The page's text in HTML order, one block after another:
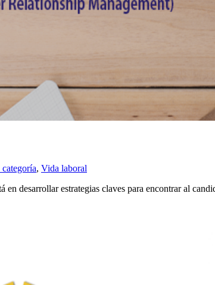
categoría, Vida laboral
desarrollar estrategias claves para encontrar al